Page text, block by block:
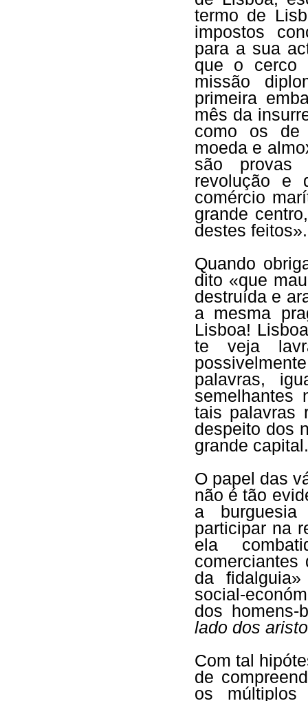
termo de
impostos
para a sua
que o cerco
missão
primeira
mês da
como os de
moeda e
são provas
revolução e
comércio
grande
destes feitos».
Quando
dito «que
destruída e
a mesma
Lisboa!
te veja
palavras,
semelhantes
tais palavras
despeito dos
grande capital.
O papel das
não é tão
a
participar na
ela
da
social-
dos
lado dos
Com tal
de
os múltiplos